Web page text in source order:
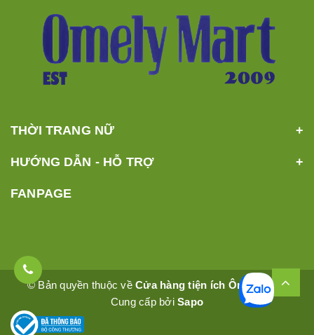
THỜI TRANG NỮ
HƯỚNG DẪN - HỖ TRỢ
FANPAGE
© Bản quyền thuộc vềCửa hàng tiện ích Ômêly Mart
Cung cấp bởiSapo